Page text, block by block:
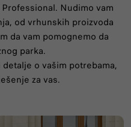
Nudimo vam
od vrhunskih proizvoda
da vam pomognemo da
parka.
o vašim potrebama,
za vas.